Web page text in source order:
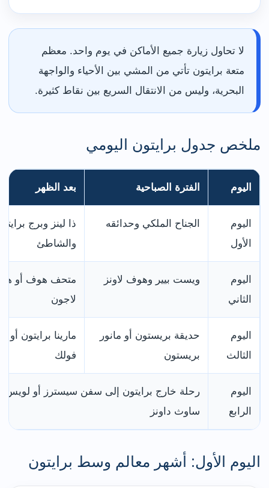
لا تحاول زيارة جميع الأماكن في يوم واحد. معظم
متعة برايتون تأتي من المشي بين الأحياء والواجهة
البحرية، وليس من الانتقال السريع بين نقاط كثيرة.
ملخص جدول برايتون اليومي
اليوم الفترة الصباحية بعد الظهر
اليوم
الأول
الجناح الملكي وحدائقه
ذا لينز وبرج
والشاطئ
اليوم
الثاني
ويست بيير وهوف لاونز
متحف هوف أو
لاجون
اليوم
الثالث
حديقة بريستون أو مانور
بريستون
مارينا برايتون أو
فولك
اليوم
الرابع
رحلة خارج برايتون إلى سفن سيسترز أو لويس
ساوث داونز
اليوم الأول: أشهر معالم وسط برايتون